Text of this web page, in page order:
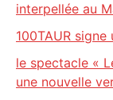
interpellée au
100TAUR
le spectacle «
une nouvelle